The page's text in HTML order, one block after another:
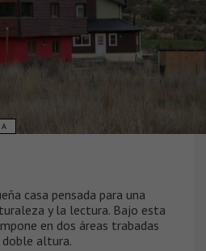
casa pensada para una
y la lectura. Bajo esta
en dos áreas trabadas
doble altura.